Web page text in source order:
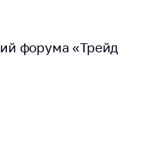
цен на
изделия
Адрес и
форума «Трейд